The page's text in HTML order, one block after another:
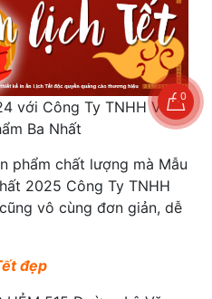
với Công Ty TNHH Văn
Ba Nhất
phẩm chất lượng mà Mẫu
2025 Công Ty TNHH
vô cùng đơn giản, dễ
đẹp
0